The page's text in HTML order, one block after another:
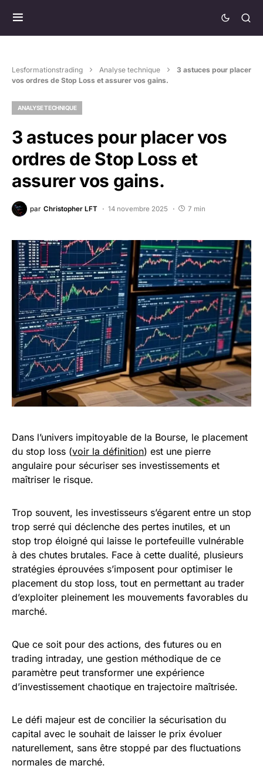
Lesformationstrading Analyse technique
3 astuces pour placer
vos ordres de Stop Loss et assurer vos gains.
ANALYSE TECHNIQUE
3 astuces pour placer vos
ordres de Stop Loss et
assurer vos gains.
par Christopher LFT 14 novembre 2025 7 min
Dans l’univers impitoyable de la Bourse, le placement
du stop loss (voir la définition) est une pierre
angulaire pour sécuriser ses investissements et
maîtriser le risque.
Trop souvent, les investisseurs s’égarent entre un stop
trop serré qui déclenche des pertes inutiles, et un
stop trop éloigné qui laisse le portefeuille vulnérable
à des chutes brutales. Face à cette dualité, plusieurs
stratégies éprouvées s’imposent pour optimiser le
placement du stop loss, tout en permettant au trader
d’exploiter pleinement les mouvements favorables du
marché.
Que ce soit pour des actions, des futures ou en
trading intraday, une gestion méthodique de ce
paramètre peut transformer une expérience
d’investissement chaotique en trajectoire maîtrisée.
Le défi majeur est de concilier la sécurisation du
capital avec le souhait de laisser le prix évoluer
naturellement, sans être stoppé par des fluctuations
normales de marché.